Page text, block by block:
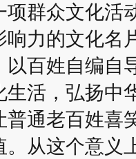
项群众文化活
响力的文化名
以百姓自编自
活，弘扬中
通老百姓喜
从这个意义